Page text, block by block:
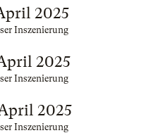
2025
Inszenierung
2025
Inszenierung
2025
Inszenierung